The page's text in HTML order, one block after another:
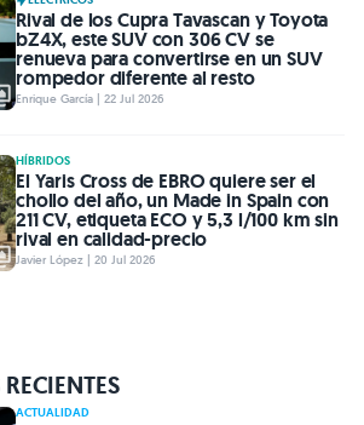
Rival de los Cupra Tavascan y Toyota
bZ4X, este SUV con 306 CV se
renueva para convertirse en un SUV
rompedor diferente al resto
Enrique García | 22 Jul 2026
HÍBRIDOS
El Yaris Cross de EBRO quiere ser el
chollo del año, un Made in Spain con
211 CV, etiqueta ECO y 5,3 l/100 km sin
rival en calidad-precio
Javier López | 20 Jul 2026
ACTUALIDAD